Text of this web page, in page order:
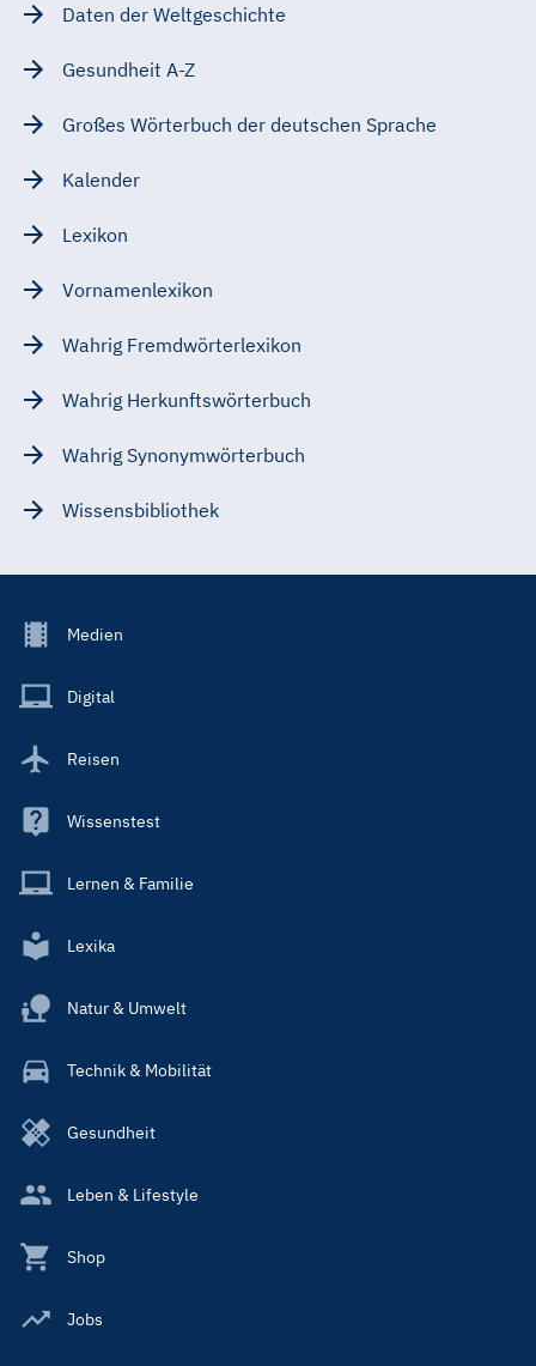
Daten der Weltgeschichte
Gesundheit A-Z
Großes Wörterbuch der deutschen Sprache
Kalender
Lexikon
Vornamenlexikon
Wahrig Fremdwörterlexikon
Wahrig Herkunftswörterbuch
Wahrig Synonymwörterbuch
Wissensbibliothek
Footer
Main
Medien
Digital
Reisen
Wissenstest
Lernen & Familie
Lexika
Natur & Umwelt
Technik & Mobilität
Gesundheit
Leben & Lifestyle
Shop
Jobs